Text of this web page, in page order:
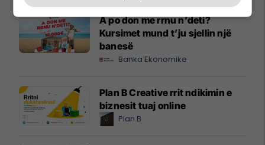
A po don me rrnu n’deti?
Kursimet mund t’ju sjellin një
banesë
Banka Ekonomike
Plan B Creative rrit ndikimin e
biznesit tuaj online
Plan B